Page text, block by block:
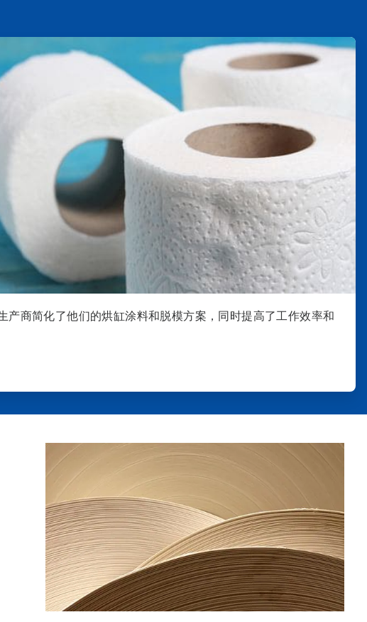
产商简化了他们的烘缸涂料和脱模方案，同时提高了工作效率和